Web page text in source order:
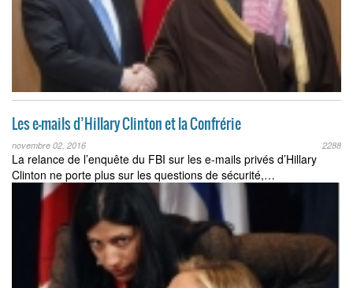
Les e-mails d’Hillary Clinton et la Confrérie
novembre 02, 2016 2288
La relance de l’enquête du FBI sur les e-mails privés d’Hillary
Clinton ne porte plus sur les questions de sécurité,…